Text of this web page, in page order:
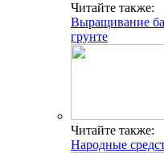
Читайте также:
Выращивание
грунте
Читайте также:
Народные